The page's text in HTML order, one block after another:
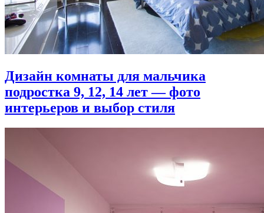
Дизайн комнаты для мальчика
подростка 9, 12, 14 лет — фото
интерьеров и выбор стиля